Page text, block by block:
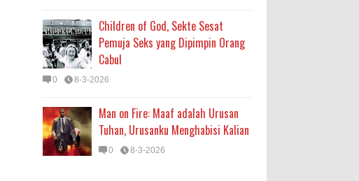
Children of God, Sekte Sesat
Pemuja Seks yang Dipimpin Orang
Cabul
0 8-3-2026
Man on Fire: Maaf adalah Urusan
Tuhan, Urusanku Menghabisi Kalian
0 8-3-2026